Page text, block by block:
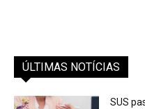
ÚLTIMAS NOTÍCIAS
SUS